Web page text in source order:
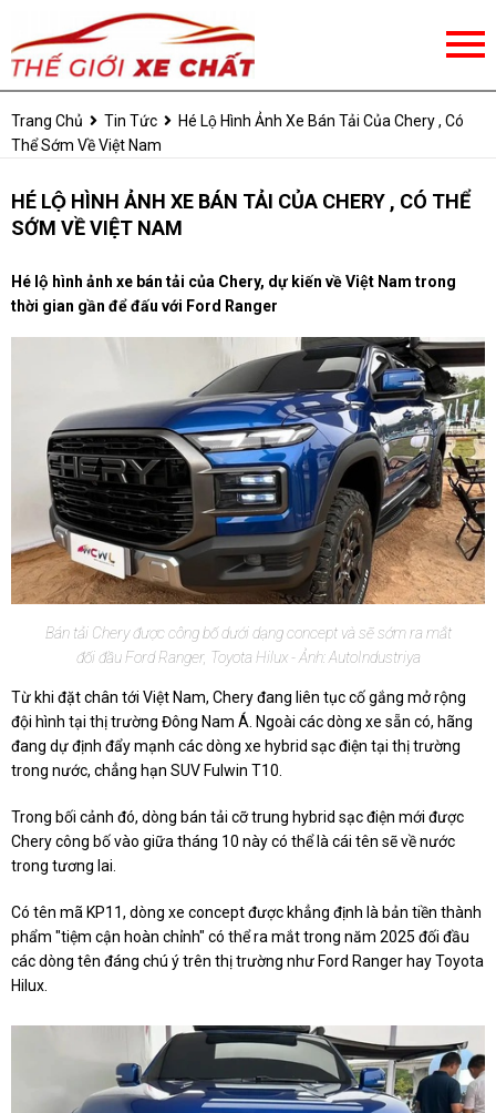
Trang Chủ Tin Tức
Hé Lộ Hình Ảnh Xe Bán Tải Của Chery , Có
Thể Sớm Về Việt Nam
HÉ LỘ HÌNH ẢNH XE BÁN TẢI CỦA CHERY , CÓ THỂ
SỚM VỀ VIỆT NAM
Hé lộ hình ảnh xe bán tải của Chery, dự kiến về Việt Nam trong
thời gian gần để đấu với Ford Ranger
Bán tải Chery được công bố dưới dạng concept và sẽ sớm ra mắt
đối đầu Ford Ranger, Toyota Hilux - Ảnh: AutoIndustriya
Từ khi đặt chân tới Việt Nam, Chery đang liên tục cố gắng mở rộng
đội hình tại thị trường Đông Nam Á. Ngoài các dòng xe sẵn có, hãng
đang dự định đẩy mạnh các dòng xe hybrid sạc điện tại thị trường
trong nước, chẳng hạn SUV Fulwin T10.
Trong bối cảnh đó, dòng bán tải cỡ trung hybrid sạc điện mới được
Chery công bố vào giữa tháng 10 này có thể là cái tên sẽ về nước
trong tương lai.
Có tên mã KP11, dòng xe concept được khẳng định là bản tiền thành
phẩm "tiệm cận hoàn chỉnh" có thể ra mắt trong năm 2025 đối đầu
các dòng tên đáng chú ý trên thị trường như Ford Ranger hay Toyota
Hilux.